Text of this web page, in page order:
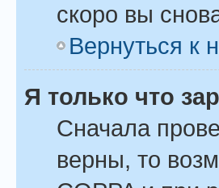
скоро вы
Вернуться к
Я только что
Сначала
верны, то